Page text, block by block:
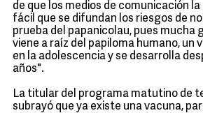
de que los medios de comunicación
fácil que se difundan los riesgos de
prueba del papanicolau, pues mucha
viene a raíz del papiloma humano, un
en la adolescencia y se desarrolla
años".
La titular del programa matutino de
subrayó que ya existe una vacuna,